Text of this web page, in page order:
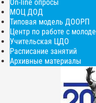
On-line опросы
МОЦ ДОД
Типовая модель ДООРП
Центр по работе с
Учительская ЦДО
Расписание занятий
Архивные материалы